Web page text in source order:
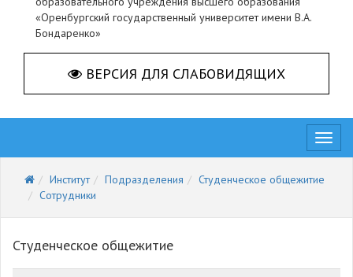
«Оренбургский государственный университет имени В.А.
Бондаренко»
ВЕРСИЯ ДЛЯ СЛАБОВИДЯЩИХ
Институт
Подразделения
Студенческое общежитие
Сотрудники
Студенческое общежитие